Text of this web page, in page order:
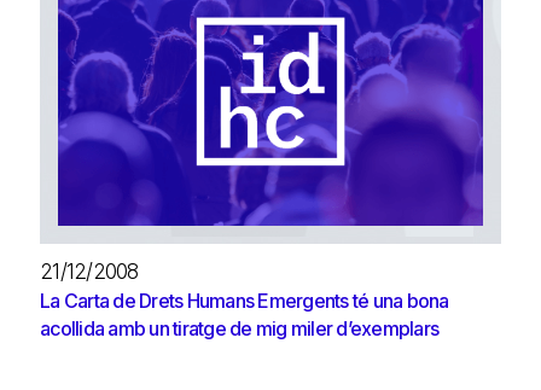
21/12/2008
La Carta de Drets Humans Emergents té una bona
acollida amb un tiratge de mig miler d’exemplars